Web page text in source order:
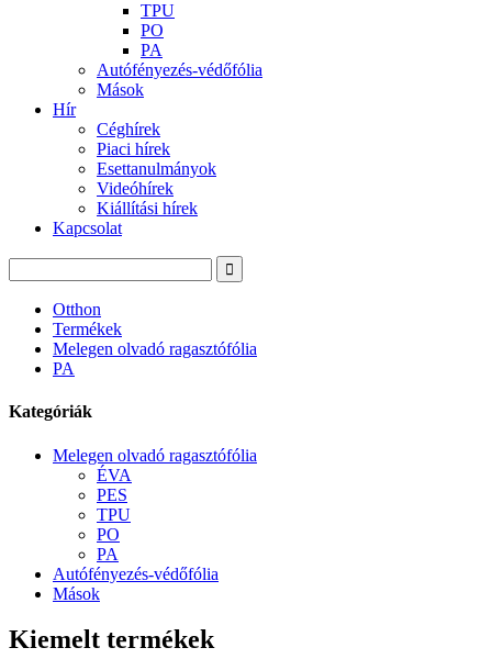
TPU
PO
PA
Autófényezés-védőfólia
Mások
Hír
Céghírek
Piaci hírek
Esettanulmányok
Videóhírek
Kiállítási hírek
Kapcsolat
Otthon
Termékek
Melegen olvadó ragasztófólia
PA
Kategóriák
Melegen olvadó ragasztófólia
ÉVA
PES
TPU
PO
PA
Autófényezés-védőfólia
Mások
Kiemelt termékek